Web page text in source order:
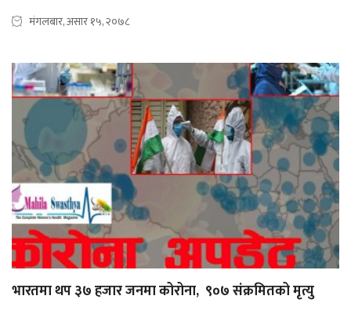
मंगलबार, असार १५, २०७८
भारतमा थप ३७ हजार जनमा कोरोना, ९०७ संक्रमितको मृत्यु